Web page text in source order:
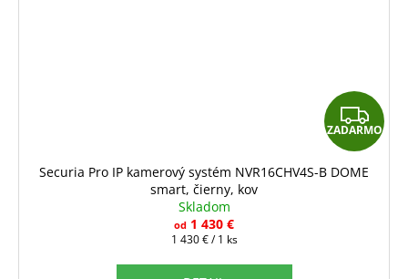
Z
A
D
ZADARMO
Securia Pro IP kamerový systém NVR16CHV4S-B DOME
smart, čierny, kov
Skladom
od 1 430 €
Jednotková
1 430 € / 1 ks